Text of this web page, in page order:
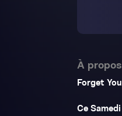
À propos
Forget
Ce